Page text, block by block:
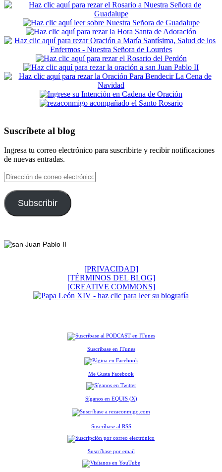
Suscríbete al blog
Ingresa tu correo electrónico para suscribirte y recibir notificaciones
de nuevas entradas.
Dirección
de
correo
electrónico
Subscribir
[PRIVACIDAD]
[TÉRMINOS DEL BLOG]
[CREATIVE COMMONS]
Suscríbase en ITunes
Me Gusta Facebook
Síganos en EQUIS (X)
Suscríbase al RSS
Suscríbase por email